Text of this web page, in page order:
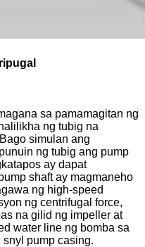
sa pamamagitan ng
ng tubig na
simulan ang
ng tubig ang pump
ay dapat
shaft ay magmaneho
ng high-speed
ng centrifugal force,
na gilid ng impeller at
water line ng bomba sa
pump casing.